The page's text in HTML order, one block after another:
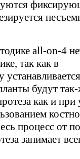
all-on-4
так как в
будут
как и при
процесс от
занимает